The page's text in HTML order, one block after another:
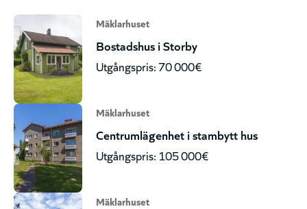
Mäklarhuset
Bostadshus i Storby
Utgångspris: 70 000€
Mäklarhuset
Centrumlägenhet i stambytt hus
Utgångspris: 105 000€
Mäklarhuset